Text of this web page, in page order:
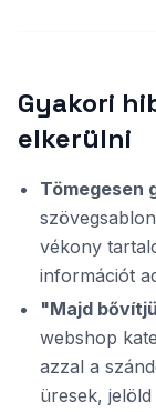
Gyakori
elkerülni
Tömegesen
vékony
információt
"Majd
webshop
azzal a
üresek,